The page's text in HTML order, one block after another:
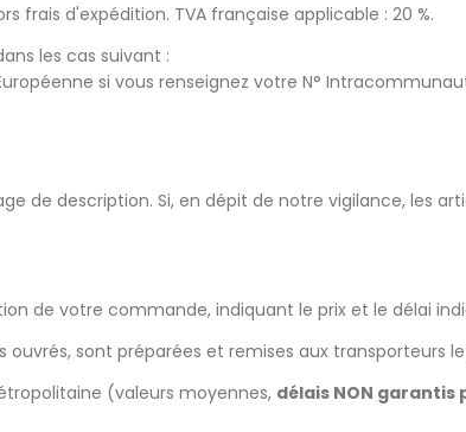
frais d'expédition. TVA française applicable : 20 %.
les cas suivant :
si vous renseignez votre N°
de description. Si, en dépit de notre vigilance, les
de votre commande, indiquant le prix et le délai
sont préparées et remises aux transporteurs
(valeurs moyennes, délais NON